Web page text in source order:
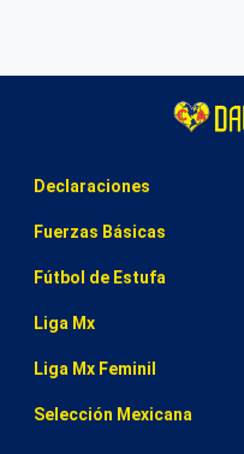
Declaraciones
Fuerzas Básicas
Fútbol de Estufa
Liga Mx
Liga Mx Feminil
Selección Mexicana